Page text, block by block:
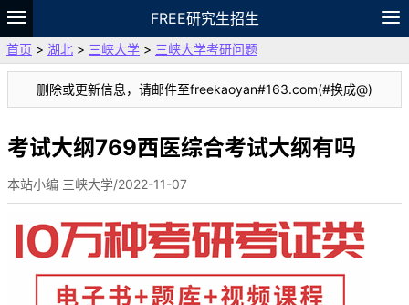
FREE研究生招生
题库
故事 专题 APP 笔记
VIP
资料
首页 > 湖北 > 三峡大学 > 三峡大学考研问题
删除或更新信息，请邮件至freekaoyan#163.com(#换成@)
考试大纲769西医综合考试大纲有吗
本站小编 三峡大学/2022-11-07